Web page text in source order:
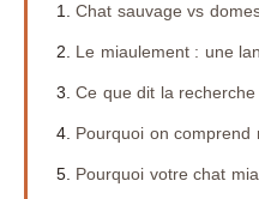
Chat sauvage vs
Le miaulement : une
Ce que dit la
Pourquoi on comprend
Pourquoi votre chat